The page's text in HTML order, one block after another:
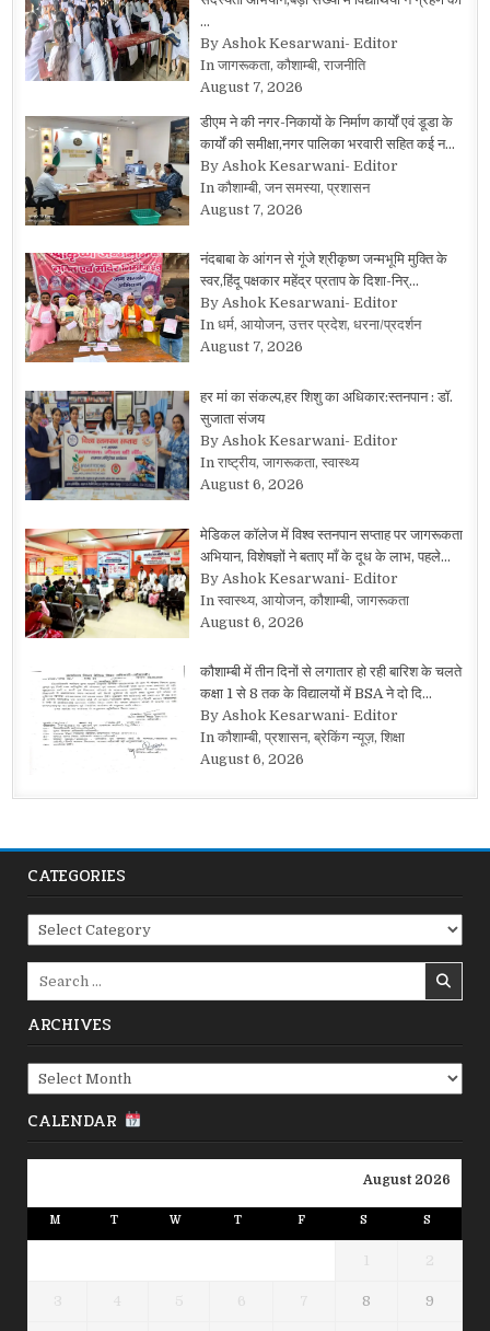
…
By Ashok Kesarwani- Editor
In जागरूकता, कौशाम्बी, राजनीति
August 7, 2026
डीएम ने की नगर-निकायों के निर्माण कार्यों एवं डूडा के
कार्यों की समीक्षा,नगर पालिका भरवारी सहित कई न…
By Ashok Kesarwani- Editor
In कौशाम्बी, जन समस्या, प्रशासन
August 7, 2026
नंदबाबा के आंगन से गूंजे श्रीकृष्ण जन्मभूमि मुक्ति के
स्वर,हिंदू पक्षकार महेंद्र प्रताप के दिशा-निर्…
By Ashok Kesarwani- Editor
In धर्म, आयोजन, उत्तर प्रदेश, धरना/प्रदर्शन
August 7, 2026
हर मां का संकल्प,हर शिशु का अधिकार:स्तनपान : डॉ.
सुजाता संजय
By Ashok Kesarwani- Editor
In राष्ट्रीय, जागरूकता, स्वास्थ्य
August 6, 2026
मेडिकल कॉलेज में विश्व स्तनपान सप्ताह पर जागरूकता
अभियान, विशेषज्ञों ने बताए माँ के दूध के लाभ, पहले…
By Ashok Kesarwani- Editor
In स्वास्थ्य, आयोजन, कौशाम्बी, जागरूकता
August 6, 2026
कौशाम्बी में तीन दिनों से लगातार हो रही बारिश के चलते
कक्षा 1 से 8 तक के विद्यालयों में BSA ने दो दि…
By Ashok Kesarwani- Editor
In कौशाम्बी, प्रशासन, ब्रेकिंग न्यूज़, शिक्षा
August 6, 2026
CATEGORIES
Categories
ARCHIVES
Archives
CALENDAR
August 2026
M T W T F S S
1 2
3 4 5 6 7 8 9